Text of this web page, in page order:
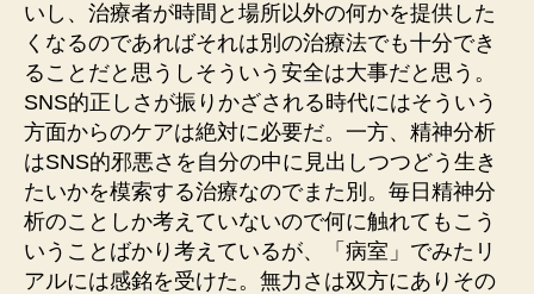
いし、治療者が時間と場所以外の何かを提供した
くなるのであればそれは別の治療法でも十分でき
ることだと思うしそういう安全は大事だと思う。
SNS的正しさが振りかざされる時代にはそういう
方面からのケアは絶対に必要だ。一方、精神分析
はSNS的邪悪さを自分の中に見出しつつどう生き
たいかを模索する治療なのでまた別。毎日精神分
析のことしか考えていないので何に触れてもこう
いうことばかり考えているが、「病室」でみたリ
アルには感銘を受けた。無力さは双方にありその